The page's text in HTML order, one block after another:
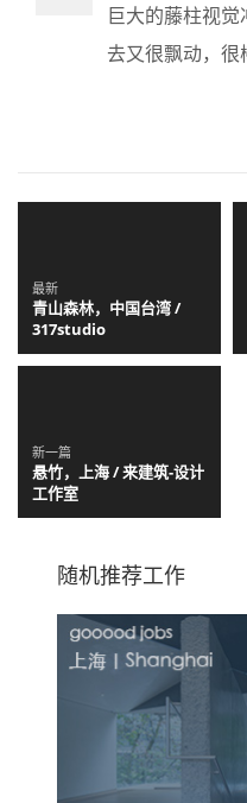
巨大的藤柱视
去又很飘动，很
最新
青山森林，中国台湾 /
317studio
新一篇
悬竹，上海 / 来建筑-设计
工作室
随机推荐工作